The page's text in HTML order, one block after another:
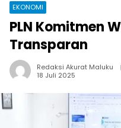
EKONOMI
PLN Komitmen
Transparan
Redaksi Akurat Maluku
18 Juli 2025